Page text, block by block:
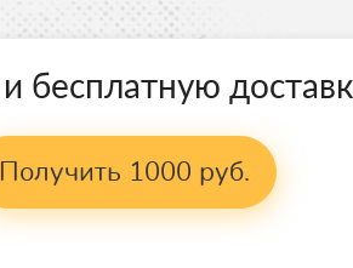
и бесплатную
Получить 1000 руб.